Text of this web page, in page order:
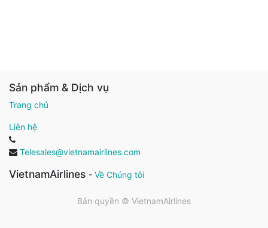
Sản phẩm & Dịch vụ
Trang chủ
Liên hệ
Telesales@vietnamairlines.com
VietnamAirlines - Về Chúng tôi
Bản quyền © VietnamAirlines